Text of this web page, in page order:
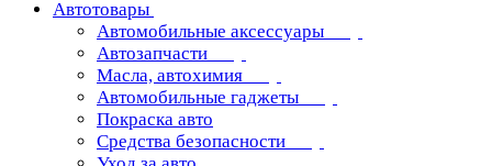
Автотовары
Автомобильные аксессуары
Автозапчасти
Масла, автохимия
Автомобильные гаджеты
Покраска авто
Средства безопасности